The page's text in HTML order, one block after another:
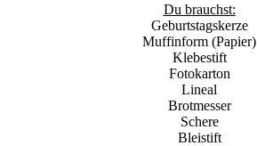
Du brauchst:
Geburtstagskerze
Muffinform (Papier)
Klebestift
Fotokarton
Lineal
Brotmesser
Schere
Bleistift